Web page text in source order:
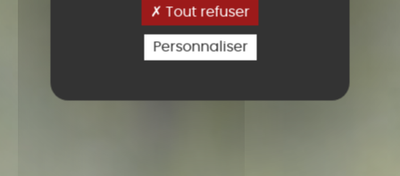
Tout refuser
Personnaliser